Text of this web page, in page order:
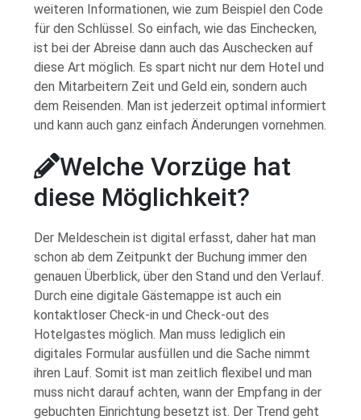
weiteren Informationen, wie zum Beispiel den Code
für den Schlüssel. So einfach, wie das Einchecken,
ist bei der Abreise dann auch das Auschecken auf
diese Art möglich. Es spart nicht nur dem Hotel und
den Mitarbeitern Zeit und Geld ein, sondern auch
dem Reisenden. Man ist jederzeit optimal informiert
und kann auch ganz einfach Änderungen vornehmen.
Welche Vorzüge hat
diese Möglichkeit?
Der Meldeschein ist digital erfasst, daher hat man
schon ab dem Zeitpunkt der Buchung immer den
genauen Überblick, über den Stand und den Verlauf.
Durch eine digitale Gästemappe ist auch ein
kontaktloser Check-in und Check-out des
Hotelgastes möglich. Man muss lediglich ein
digitales Formular ausfüllen und die Sache nimmt
ihren Lauf. Somit ist man zeitlich flexibel und man
muss nicht darauf achten, wann der Empfang in der
gebuchten Einrichtung besetzt ist. Der Trend geht